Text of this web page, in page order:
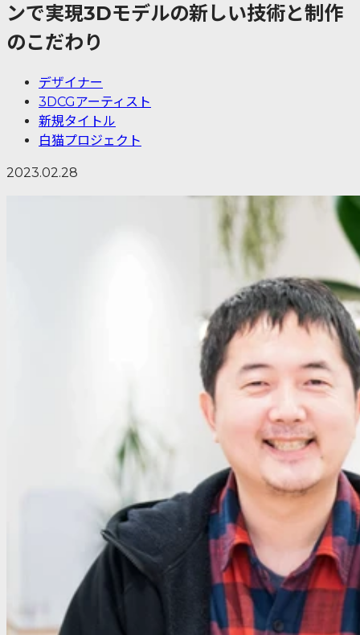
ンで実現3Dモデルの新しい技術と制作
のこだわり
デザイナー
3DCGアーティスト
新規タイトル
白猫プロジェクト
2023.02.28